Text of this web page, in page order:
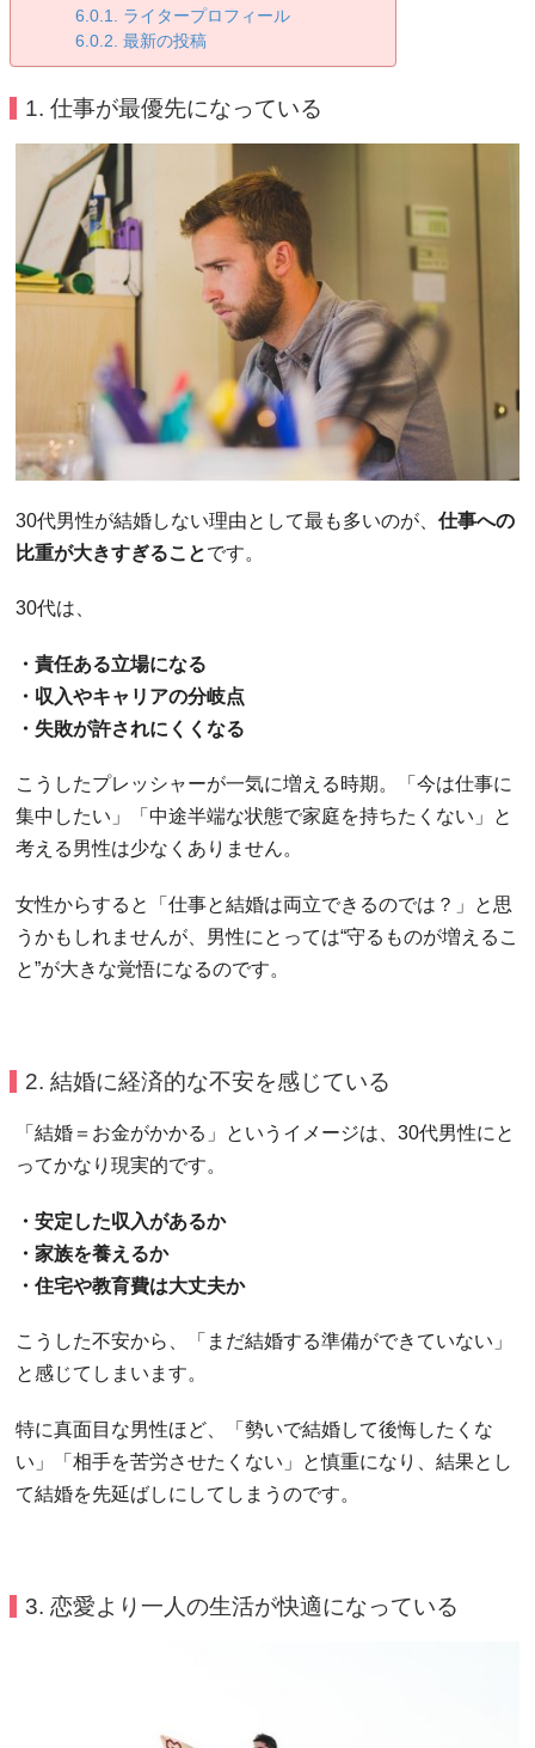
ライタープロフィール
最新の投稿
1. 仕事が最優先になっている
30代男性が結婚しない理由として最も多いのが、 仕事への
比重が大きすぎることです。
30代は、
・責任ある立場になる
・収入やキャリアの分岐点
・失敗が許されにくくなる
こうしたプレッシャーが一気に増える時期。「今は仕事に
集中したい」「中途半端な状態で家庭を持ちたくない」と
考える男性は少なくありません。
女性からすると「仕事と結婚は両立できるのでは？」と思
うかもしれませんが、男性にとっては“守るものが増えるこ
と”が大きな覚悟になるのです。
2. 結婚に経済的な不安を感じている
「結婚＝お金がかかる」というイメージは、30代男性にと
ってかなり現実的です。
・安定した収入があるか
・家族を養えるか
・住宅や教育費は大丈夫か
こうした不安から、「まだ結婚する準備ができていない」
と感じてしまいます。
特に真面目な男性ほど、「勢いで結婚して後悔したくな
い」「相手を苦労させたくない」と慎重になり、結果とし
て結婚を先延ばしにしてしまうのです。
3. 恋愛より一人の生活が快適になっている